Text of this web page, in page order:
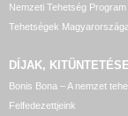
Nemzeti Tehetség Program
Tehetségek Magyarországa
DÍJAK,
Bonis Bona – A nemzet
Felfedezettjeink